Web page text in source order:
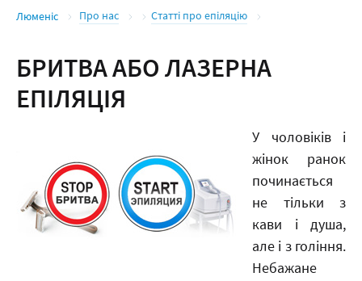
Люменіс Про нас Статті про епіляцію
БРИТВА АБО ЛАЗЕРНА
ЕПІЛЯЦІЯ
У чоловіків і
жінок ранок
починається
не тільки з
кави і душа,
але і з гоління.
Небажане